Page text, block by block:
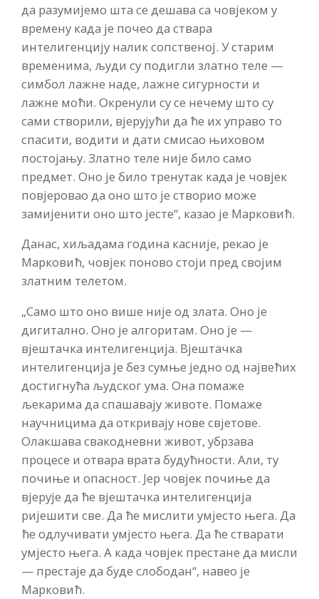
да разумијемо шта се дешава са човјеком у
времену када је почео да ствара
интелигенцију налик сопственој. У старим
временима, људи су подигли златно теле —
симбол лажне наде, лажне сигурности и
лажне моћи. Окренули су се нечему што су
сами створили, вјерујући да ће их управо то
спасити, водити и дати смисао њиховом
постојању. Златно теле није било само
предмет. Оно је било тренутак када је човјек
повјеровао да оно што је створио може
замијенити оно што јесте“, казао је Марковић.
Данас, хиљадама година касније, рекао је
Марковић, човјек поново стоји пред својим
златним телетом.
„Само што оно више није од злата. Оно је
дигитално. Оно је алгоритам. Оно је —
вјештачка интелигенција. Вјештачка
интелигенција је без сумње једно од највећих
достигнућа људског ума. Она помаже
љекарима да спашавају животе. Помаже
научницима да откривају нове свјетове.
Олакшава свакодневни живот, убрзава
процесе и отвара врата будућности. Али, ту
почиње и опасност. Јер човјек почиње да
вјерује да ће вјештачка интелигенција
ријешити све. Да ће мислити умјесто њега. Да
ће одлучивати умјесто њега. Да ће стварати
умјесто њега. А када човјек престане да мисли
— престаје да буде слободан“, навео је
Марковић.